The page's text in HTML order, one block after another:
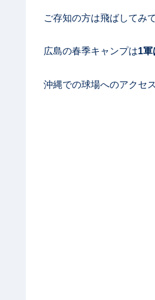
ご存知の方は飛ばしてみ
広島の春季キャンプは1軍
沖縄での球場へのアクセ